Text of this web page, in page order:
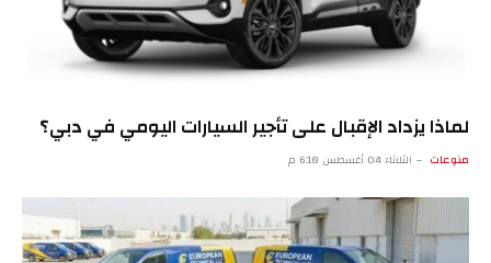
لماذا يزداد الإقبال على تأجير السيارات اليومي في دبي؟
منوعات الثلاثاء 04 أغسطس 6:18 م